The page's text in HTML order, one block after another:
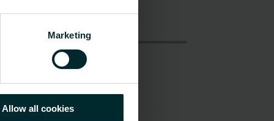
Marketing
Allow all cookies